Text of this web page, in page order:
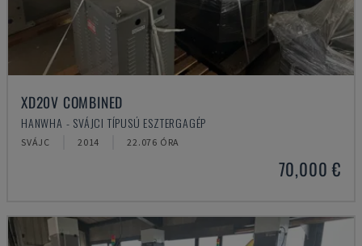
XD20V COMBINED
HANWHA - SVÁJCI TÍPUSÚ ESZTERGAGÉP
SVÁJC 2014 22.076 ÓRA
70,000 €